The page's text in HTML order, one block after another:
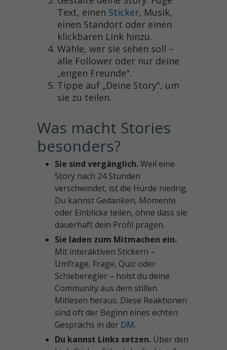
Text, einen Sticker, Musik,
einen Standort oder einen
klickbaren Link hinzu.
Wähle, wer sie sehen soll –
alle Follower oder nur deine
„engen Freunde".
Tippe auf „Deine Story", um
sie zu teilen.
Was macht Stories
besonders?
Sie sind vergänglich.Weil eine
Story nach 24 Stunden
verschwindet, ist die Hürde niedrig.
Du kannst Gedanken, Momente
oder Einblicke teilen, ohne dass sie
dauerhaft dein Profil prägen.
Sie laden zum Mitmachen ein.
Mit interaktiven Stickern –
Umfrage, Frage, Quiz oder
Schieberegler – holst du deine
Community aus dem stillen
Mitlesen heraus. Diese Reaktionen
sind oft der Beginn eines echten
Gesprächs in der DM.
Du kannst Links setzen. Über den